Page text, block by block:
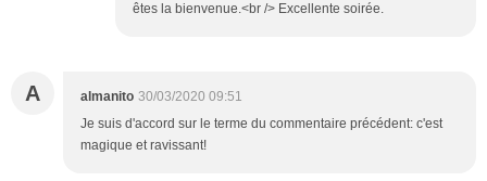
êtes la bienvenue.<br /> Excellente soirée.
A almanito 30/03/2020 09:51
Je suis d'accord sur le terme du commentaire précédent: c'est
magique et ravissant!